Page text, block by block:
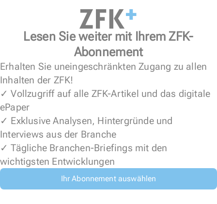
Lesen Sie weiter mit Ihrem ZFK-
Abonnement
Erhalten Sie uneingeschränkten Zugang zu allen
Inhalten der ZFK!
✓ Vollzugriff auf alle ZFK-Artikel und das digitale
ePaper
✓ Exklusive Analysen, Hintergründe und
Interviews aus der Branche
✓ Tägliche Branchen-Briefings mit den
wichtigsten Entwicklungen
Ihr Abonnement auswählen